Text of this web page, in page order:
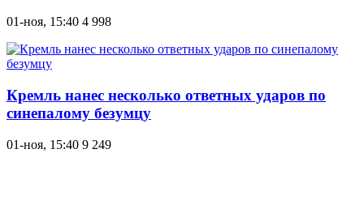
01-ноя, 15:40 4 998
Кремль нанес несколько ответных ударов по
синепалому безумцу
01-ноя, 15:40 9 249